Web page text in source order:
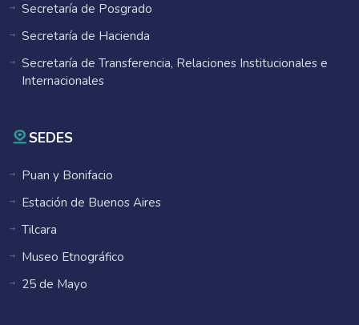
Secretaría de Posgrado
Secretaría de Hacienda
Secretaría de Transferencia, Relaciones Institucionales e
Internacionales
SEDES
Puan y Bonifacio
Estación de Buenos Aires
Tilcara
Museo Etnográfico
25 de Mayo